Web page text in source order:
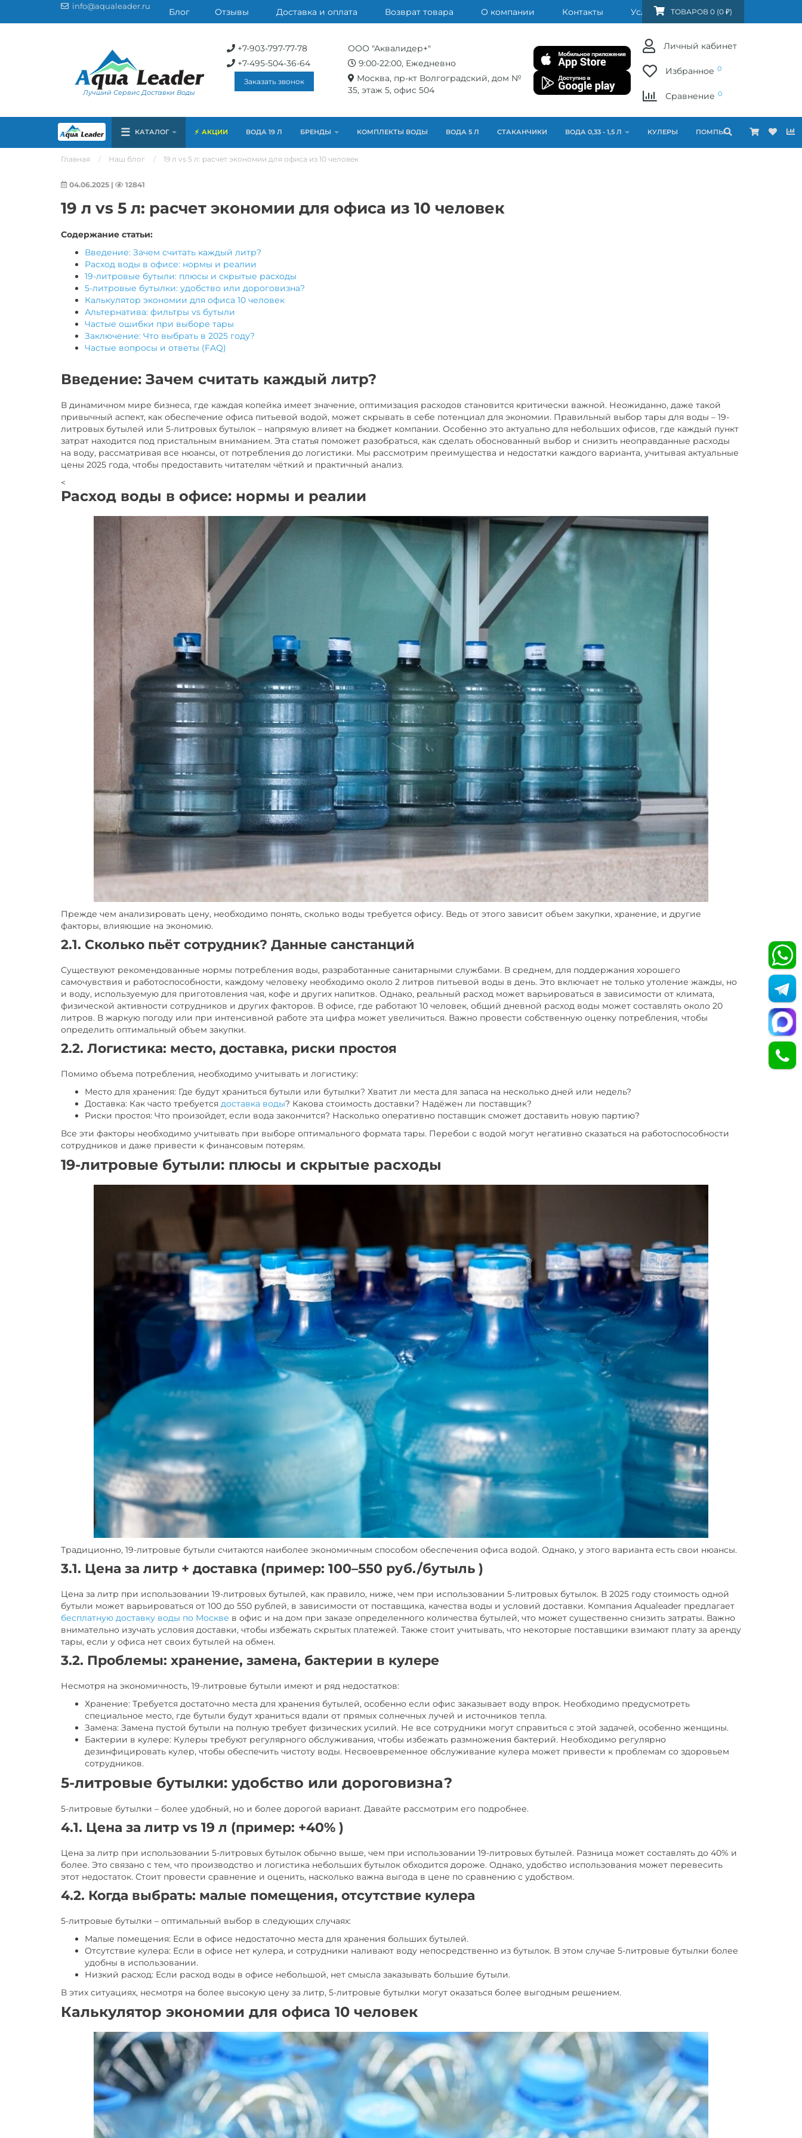
info@aqualeader.ru
Блог Отзывы Доставка и оплата Возврат товара О компании Контакты Услуги FAQ
ТОВАРОВ 0 (0 ₽)
Лучший Сервис Доставки Воды
+7-903-797-77-78
+7-495-504-36-64
Заказать звонок
ООО "Аквалидер+"
9:00-22:00, Ежедневно
Москва, пр-кт Волгоградский, дом №
35, этаж 5, офис 504
Личный кабинет
Избранное 0
Сравнение 0
☰ КАТАЛОГ АКЦИИ ВОДА 19 Л БРЕНДЫ КОМПЛЕКТЫ ВОДЫ ВОДА 5 Л СТАКАНЧИКИ ВОДА 0,33 - 1,5 Л КУЛЕРЫ ПОМПЫ
Главная Наш блог 19 л vs 5 л: расчет экономии для офиса из 10 человек
04.06.2025 | 12841
19 л vs 5 л: расчет экономии для офиса из 10 человек
Содержание статьи:
Введение: Зачем считать каждый литр?
Расход воды в офисе: нормы и реалии
19-литровые бутыли: плюсы и скрытые расходы
5-литровые бутылки: удобство или дороговизна?
Калькулятор экономии для офиса 10 человек
Альтернатива: фильтры vs бутыли
Частые ошибки при выборе тары
Заключение: Что выбрать в 2025 году?
Частые вопросы и ответы (FAQ)
Введение: Зачем считать каждый литр?
В динамичном мире бизнеса, где каждая копейка имеет значение, оптимизация расходов становится критически важной. Неожиданно, даже такой
привычный аспект, как обеспечение офиса питьевой водой, может скрывать в себе потенциал для экономии. Правильный выбор тары для воды – 19-
литровых бутылей или 5-литровых бутылок – напрямую влияет на бюджет компании. Особенно это актуально для небольших офисов, где каждый пункт
затрат находится под пристальным вниманием. Эта статья поможет разобраться, как сделать обоснованный выбор и снизить неоправданные расходы
на воду, рассматривая все нюансы, от потребления до логистики. Мы рассмотрим преимущества и недостатки каждого варианта, учитывая актуальные
цены 2025 года, чтобы предоставить читателям чёткий и практичный анализ.
<
Расход воды в офисе: нормы и реалии
Прежде чем анализировать цену, необходимо понять, сколько воды требуется офису. Ведь от этого зависит объем закупки, хранение, и другие
факторы, влияющие на экономию.
2.1. Сколько пьёт сотрудник? Данные санстанций
Существуют рекомендованные нормы потребления воды, разработанные санитарными службами. В среднем, для поддержания хорошего
самочувствия и работоспособности, каждому человеку необходимо около 2 литров питьевой воды в день. Это включает не только утоление жажды, но
и воду, используемую для приготовления чая, кофе и других напитков. Однако, реальный расход может варьироваться в зависимости от климата,
физической активности сотрудников и других факторов. В офисе, где работают 10 человек, общий дневной расход воды может составлять около 20
литров. В жаркую погоду или при интенсивной работе эта цифра может увеличиться. Важно провести собственную оценку потребления, чтобы
определить оптимальный объем закупки.
2.2. Логистика: место, доставка, риски простоя
Помимо объема потребления, необходимо учитывать и логистику:
Место для хранения: Где будут храниться бутыли или бутылки? Хватит ли места для запаса на несколько дней или недель?
Доставка: Как часто требуется доставка воды? Какова стоимость доставки? Надёжен ли поставщик?
Риски простоя: Что произойдет, если вода закончится? Насколько оперативно поставщик сможет доставить новую партию?
Все эти факторы необходимо учитывать при выборе оптимального формата тары. Перебои с водой могут негативно сказаться на работоспособности
сотрудников и даже привести к финансовым потерям.
19-литровые бутыли: плюсы и скрытые расходы
Традиционно, 19-литровые бутыли считаются наиболее экономичным способом обеспечения офиса водой. Однако, у этого варианта есть свои нюансы.
3.1. Цена за литр + доставка (пример: 100–550 руб./бутыль )
Цена за литр при использовании 19-литровых бутылей, как правило, ниже, чем при использовании 5-литровых бутылок. В 2025 году стоимость одной
бутыли может варьироваться от 100 до 550 рублей, в зависимости от поставщика, качества воды и условий доставки. Компания Aqualeader предлагает
бесплатную доставку воды по Москве в офис и на дом при заказе определенного количества бутылей, что может существенно снизить затраты. Важно
внимательно изучать условия доставки, чтобы избежать скрытых платежей. Также стоит учитывать, что некоторые поставщики взимают плату за аренду
тары, если у офиса нет своих бутылей на обмен.
3.2. Проблемы: хранение, замена, бактерии в кулере
Несмотря на экономичность, 19-литровые бутыли имеют и ряд недостатков:
Хранение: Требуется достаточно места для хранения бутылей, особенно если офис заказывает воду впрок. Необходимо предусмотреть
специальное место, где бутыли будут храниться вдали от прямых солнечных лучей и источников тепла.
Замена: Замена пустой бутыли на полную требует физических усилий. Не все сотрудники могут справиться с этой задачей, особенно женщины.
Бактерии в кулере: Кулеры требуют регулярного обслуживания, чтобы избежать размножения бактерий. Необходимо регулярно
дезинфицировать кулер, чтобы обеспечить чистоту воды. Несвоевременное обслуживание кулера может привести к проблемам со здоровьем
сотрудников.
5-литровые бутылки: удобство или дороговизна?
5-литровые бутылки – более удобный, но и более дорогой вариант. Давайте рассмотрим его подробнее.
4.1. Цена за литр vs 19 л (пример: +40% )
Цена за литр при использовании 5-литровых бутылок обычно выше, чем при использовании 19-литровых бутылей. Разница может составлять до 40% и
более. Это связано с тем, что производство и логистика небольших бутылок обходится дороже. Однако, удобство использования может перевесить
этот недостаток. Стоит провести сравнение и оценить, насколько важна выгода в цене по сравнению с удобством.
4.2. Когда выбрать: малые помещения, отсутствие кулера
5-литровые бутылки – оптимальный выбор в следующих случаях:
Малые помещения: Если в офисе недостаточно места для хранения больших бутылей.
Отсутствие кулера: Если в офисе нет кулера, и сотрудники наливают воду непосредственно из бутылок. В этом случае 5-литровые бутылки более
удобны в использовании.
Низкий расход: Если расход воды в офисе небольшой, нет смысла заказывать большие бутыли.
В этих ситуациях, несмотря на более высокую цену за литр, 5-литровые бутылки могут оказаться более выгодным решением.
Калькулятор экономии для офиса 10 человек